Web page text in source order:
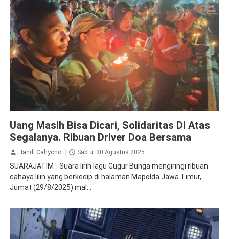
Uang Masih Bisa Dicari, Solidaritas Di Atas
Segalanya. Ribuan Driver Doa Bersama
Handi Cahyono Sabtu, 30 Agustus 2025
SUARAJATIM - Suara lirih lagu Gugur Bunga mengiringi ribuan
cahaya lilin yang berkedip di halaman Mapolda Jawa Timur,
Jumat (29/8/2025) mal...